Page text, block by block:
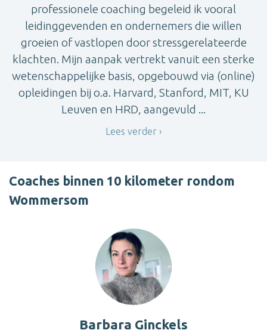
professionele coaching begeleid ik vooral
leidinggevenden en ondernemers die willen
groeien of vastlopen door stressgerelateerde
klachten. Mijn aanpak vertrekt vanuit een sterke
wetenschappelijke basis, opgebouwd via (online)
opleidingen bij o.a. Harvard, Stanford, MIT, KU
Leuven en HRD, aangevuld ...
Lees verder
Coaches binnen 10 kilometer rondom
Wommersom
Barbara Ginckels